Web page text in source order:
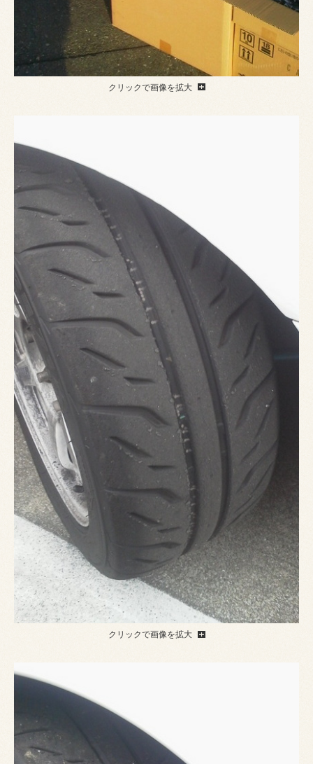
クリックで画像を拡大
クリックで画像を拡大